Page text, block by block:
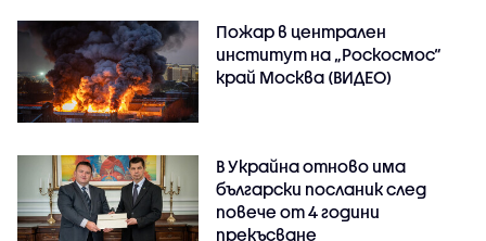
Пожар в централен
институт на „Роскосмос“
край Москва (ВИДЕО)
В Украйна отново има
български посланик след
повече от 4 години
прекъсване